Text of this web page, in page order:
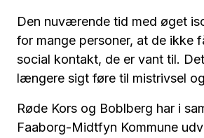
Den nuværende tid med øget
for mange personer, at de ikke
social kontakt, de er vant til.
længere sigt føre til mistrivsel
Røde Kors og Boblberg har i
Faaborg-Midtfyn Kommune